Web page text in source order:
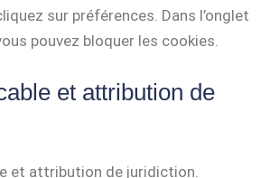
sur préférences. Dans l’onglet
pouvez bloquer les cookies.
et attribution de
et attribution de juridiction.